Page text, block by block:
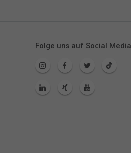
Folge uns auf Social Media